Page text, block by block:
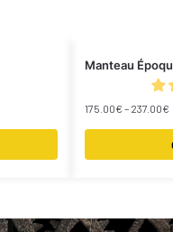
Manteau
175.00€ – 237.00€